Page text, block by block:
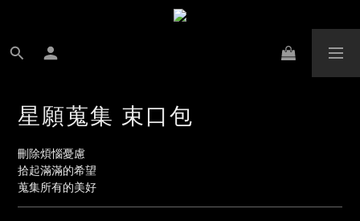
星願蒐集 束口包
刪除煩惱憂慮
拾起滿滿的希望
蒐集所有的美好